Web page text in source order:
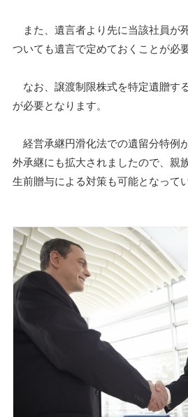
また、遺言者より先に当該社員が
ついても遺言で定めておくことが必要
なお、譲渡制限株式を特定遺贈す
が必要となります。
経営承継円滑化法での遺留分特例
外承継にも拡大されましたので、親
生前贈与による対策も可能となってい